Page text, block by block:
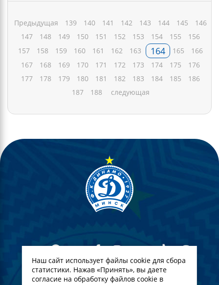
Предыдущая 139 140 141 142 143 144 145
146
147
148 149 150 151 152 153 154 155
156
157
158 159 160 161 162 163 164 165
166
167
168 169 170 171 172 173 174 175
176
177
178 179 180 181 182 183 184 185
186
187
188 следующая
Наш сайт использует файлы cookie для сбора
статистики. Нажав «Принять», вы даете
согласие на обработку файлов cookie в